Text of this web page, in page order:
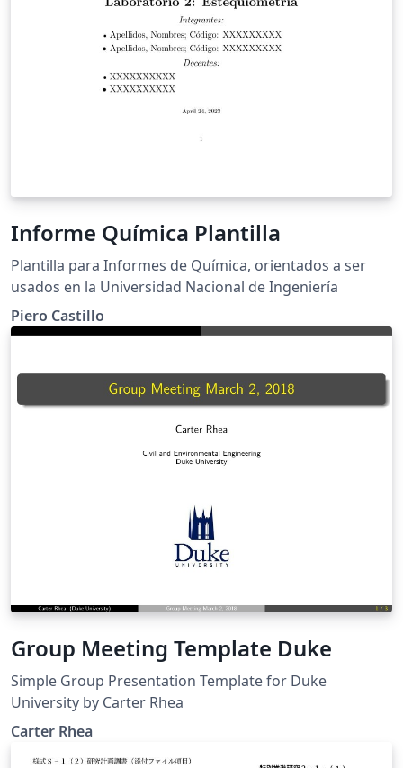
Informe Química Plantilla
Plantilla para Informes de Química, orientados a ser
usados en la Universidad Nacional de Ingeniería
Piero Castillo
Group Meeting Template Duke
Simple Group Presentation Template for Duke
University by Carter Rhea
Carter Rhea